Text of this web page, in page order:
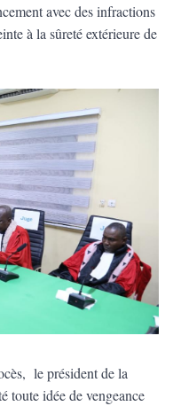
avec des infractions
à la sûreté extérieure de
le président de la
toute idée de vengeance